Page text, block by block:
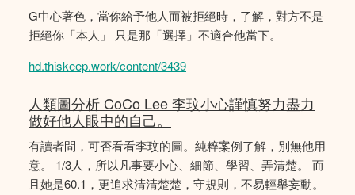
G中心著色，當你給予他人而被拒絕時，了解，對方不是
拒絕你「本人」 只是那「選擇」不適合他當下。
hd.thiskeep.work/content/3439
人類圖分析 CoCo Lee 李玟小心謹慎努力盡力
做好他人眼中的自己。
有讀者問，可否看看李玟的圖。純粹案例了解，別無他用
意。 1/3人，所以凡事要小心、細節、學習、弄清楚。 而
且她是60.1，更追求清清楚楚，守規則，不易輕舉妄動。